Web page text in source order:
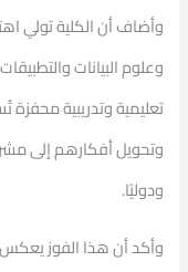
وأضاف أن الكلية تولي
وعلوم البيانات
تعليمية وتدريبية
وتحويل أفكارهم إلى
ودوليًا.
وأكد أن هذا الفوز يعكس